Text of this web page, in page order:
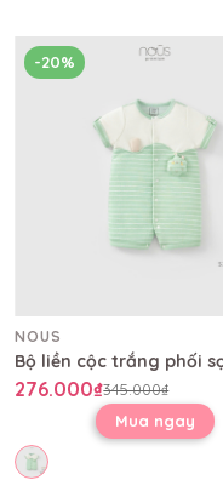
-20%
NOUS
276.000₫345.000₫
Mua ngay